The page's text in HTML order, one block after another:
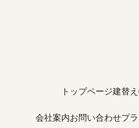
トップページ建替
会社案内お問い合わせプ